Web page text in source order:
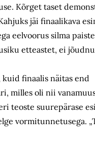
Kõrget taset
jäi finaalikava
eelvoorus silma
ette­astet, ei
finaalis näitas end
milles oli nii
teoste suurepärase
vormitunnetusega.